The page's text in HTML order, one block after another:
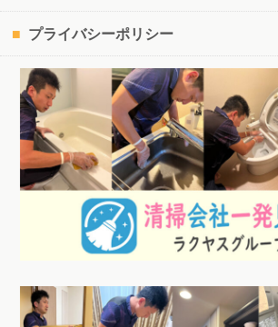
プライバシーポリシー